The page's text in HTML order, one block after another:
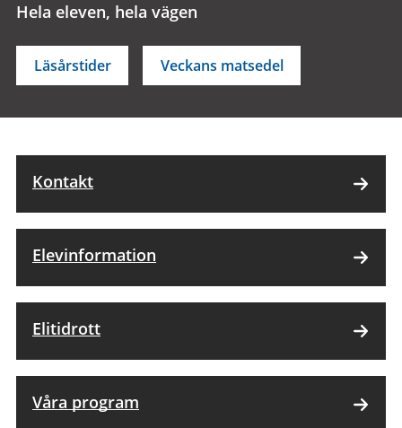
Hela eleven, hela vägen
Läsårstider Veckans matsedel
Kontakt
Elevinformation
Elitidrott
Våra program